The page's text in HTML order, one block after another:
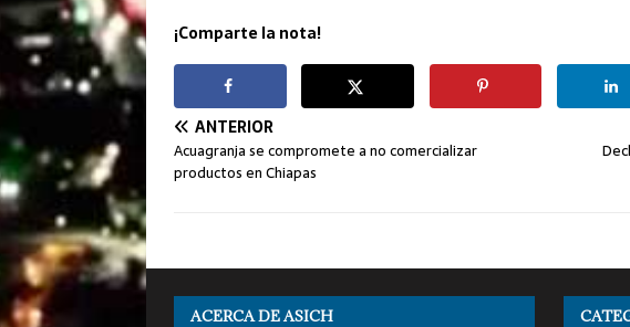
¡Comparte la nota!
ANTERIOR
Acuagranja se compromete a no comercializar
productos en Chiapas
ACERCA DE ASICH